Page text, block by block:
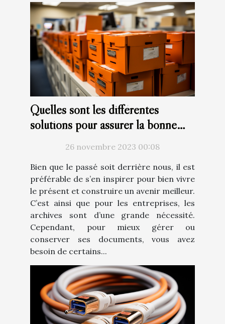
Quelles sont les différentes
solutions pour assurer la bonne
gestion des archives ?
26 novembre 2023 00:08
Bien que le passé soit derrière nous, il est
préférable de s’en inspirer pour bien vivre
le présent et construire un avenir meilleur.
C’est ainsi que pour les entreprises, les
archives sont d’une grande nécessité.
Cependant, pour mieux gérer ou
conserver ses documents, vous avez
besoin de certains...